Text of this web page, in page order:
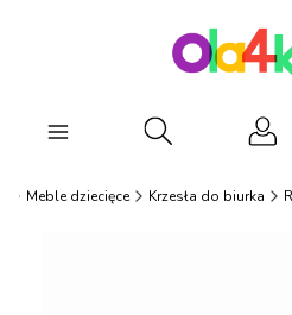
Otwórz
Meble dziecięce Krzesła do biurka